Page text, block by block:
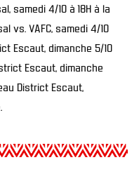
samedi 4/10 à 18H à la
vs. VAFC, samedi 4/10
Escaut, dimanche 5/10
Escaut, dimanche
District Escaut,